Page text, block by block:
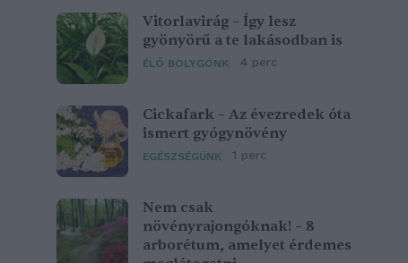
Vitorlavirág – Így lesz
gyönyörű a te lakásodban is
ÉLŐ BOLYGÓNK 4 perc
Cickafark – Az évezredek óta
ismert gyógynövény
EGÉSZSÉGÜNK 1 perc
Nem csak
növényrajongóknak! – 8
arborétum, amelyet érdemes